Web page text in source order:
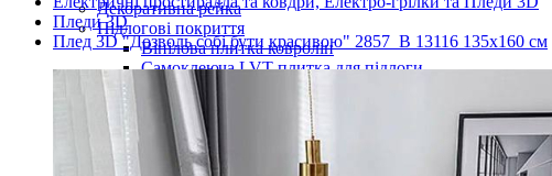
Декоративна рейка
Підлогові покриття
Вінілова плитка ковролін
Самоклеюча LVT плитка для підлоги
Підлогові покриття пазли
Композитна плитка ДПК
Самоклеюче підлогове вінілове покриття в рулоні
Самоклеючі декоративні 3D панелі
Самоклеюча декоративна 3D панель (рейка)
Пледи 3D
Плед 3D "Дозволь собі бути красивою" 2857_B 13116 135х160 см